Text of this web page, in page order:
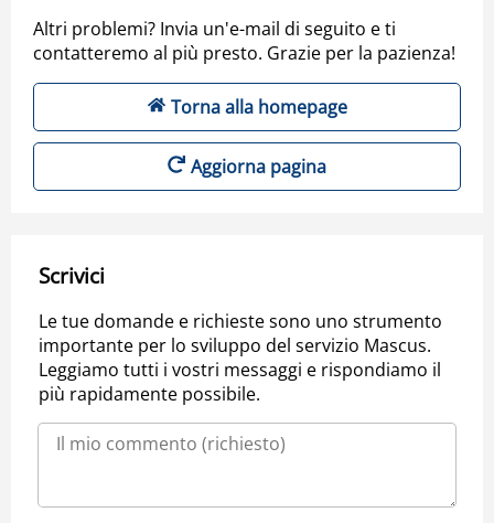
Altri problemi? Invia un'e-mail di seguito e ti
contatteremo al più presto. Grazie per la pazienza!
Torna alla homepage
Aggiorna pagina
Scrivici
Le tue domande e richieste sono uno strumento
importante per lo sviluppo del servizio Mascus.
Leggiamo tutti i vostri messaggi e rispondiamo il
più rapidamente possibile.